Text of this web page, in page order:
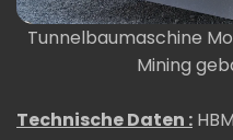
Tunnelbaumaschine
Mining
Technische Daten :